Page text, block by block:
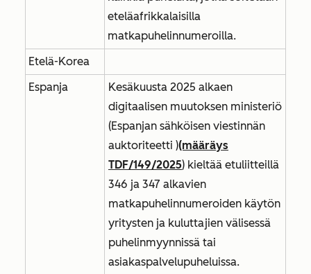
eteläafrikkalaisilla
matkapuhelinnumeroilla.
Etelä-Korea
Espanja
Kesäkuusta 2025 alkaen
digitaalisen muutoksen ministeriö
(Espanjan sähköisen viestinnän
auktoriteetti )(määräys
TDF/149/2025) kieltää etuliitteillä
346 ja 347 alkavien
matkapuhelinnumeroiden käytön
yritysten ja kuluttajien välisessä
puhelinmyynnissä tai
asiakaspalvelupuheluissa.